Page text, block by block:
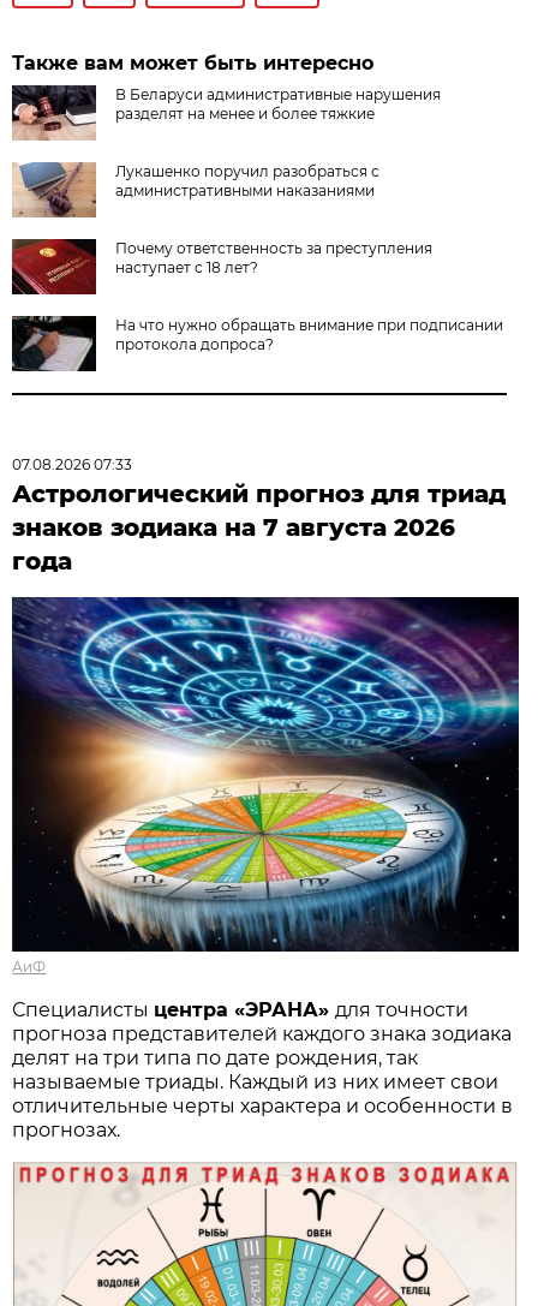
Также вам может быть интересно
В Беларуси административные нарушения
разделят на менее и более тяжкие
Лукашенко поручил разобраться с
административными наказаниями
Почему ответственность за преступления
наступает с 18 лет?
На что нужно обращать внимание при подписании
протокола допроса?
07.08.2026 07:33
Астрологический прогноз для триад
знаков зодиака на 7 августа 2026
года
АиФ
Специалисты центра «ЭРАНА» для точности
прогноза представителей каждого знака зодиака
делят на три типа по дате рождения, так
называемые триады. Каждый из них имеет свои
отличительные черты характера и особенности в
прогнозах.